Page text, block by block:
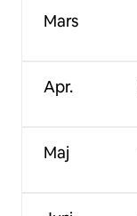
Mars
Apr.
Maj